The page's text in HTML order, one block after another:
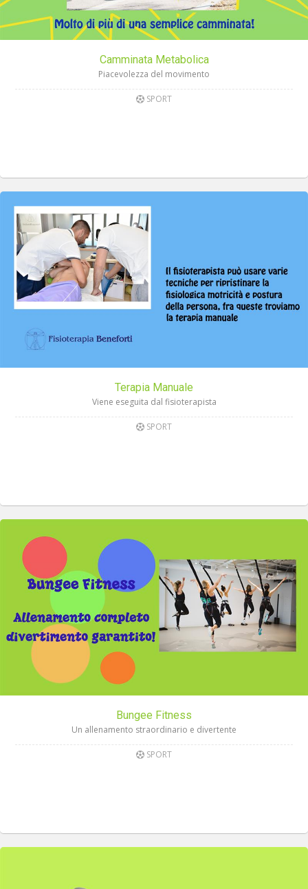
Camminata Metabolica
Piacevolezza del movimento
SPORT
Terapia Manuale
Viene eseguita dal fisioterapista
SPORT
Bungee Fitness
Un allenamento straordinario e divertente
SPORT